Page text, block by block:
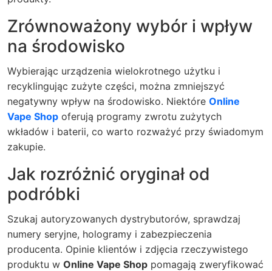
Zrównoważony wybór i wpływ
na środowisko
Wybierając urządzenia wielokrotnego użytku i
recyklingując zużyte części, można zmniejszyć
negatywny wpływ na środowisko. Niektóre Online
Vape Shop oferują programy zwrotu zużytych
wkładów i baterii, co warto rozważyć przy świadomym
zakupie.
Jak rozróżnić oryginał od
podróbki
Szukaj autoryzowanych dystrybutorów, sprawdzaj
numery seryjne, hologramy i zabezpieczenia
producenta. Opinie klientów i zdjęcia rzeczywistego
produktu w Online Vape Shop pomagają zweryfikować